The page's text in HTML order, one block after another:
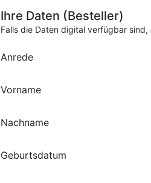
Ihre Daten (Besteller)
Falls die Daten digital verfügbar
Anrede
Vorname
Nachname
Geburtsdatum